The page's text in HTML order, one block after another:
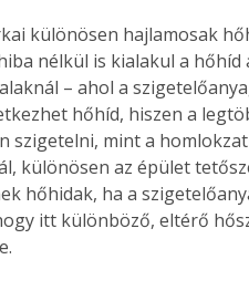
különösen hajlamosak
nélkül is kialakul a
– ahol a
hőhíd, hiszen a
szigetelni, mint a
különösen az épület
hőhidak, ha a
itt különböző, eltérő